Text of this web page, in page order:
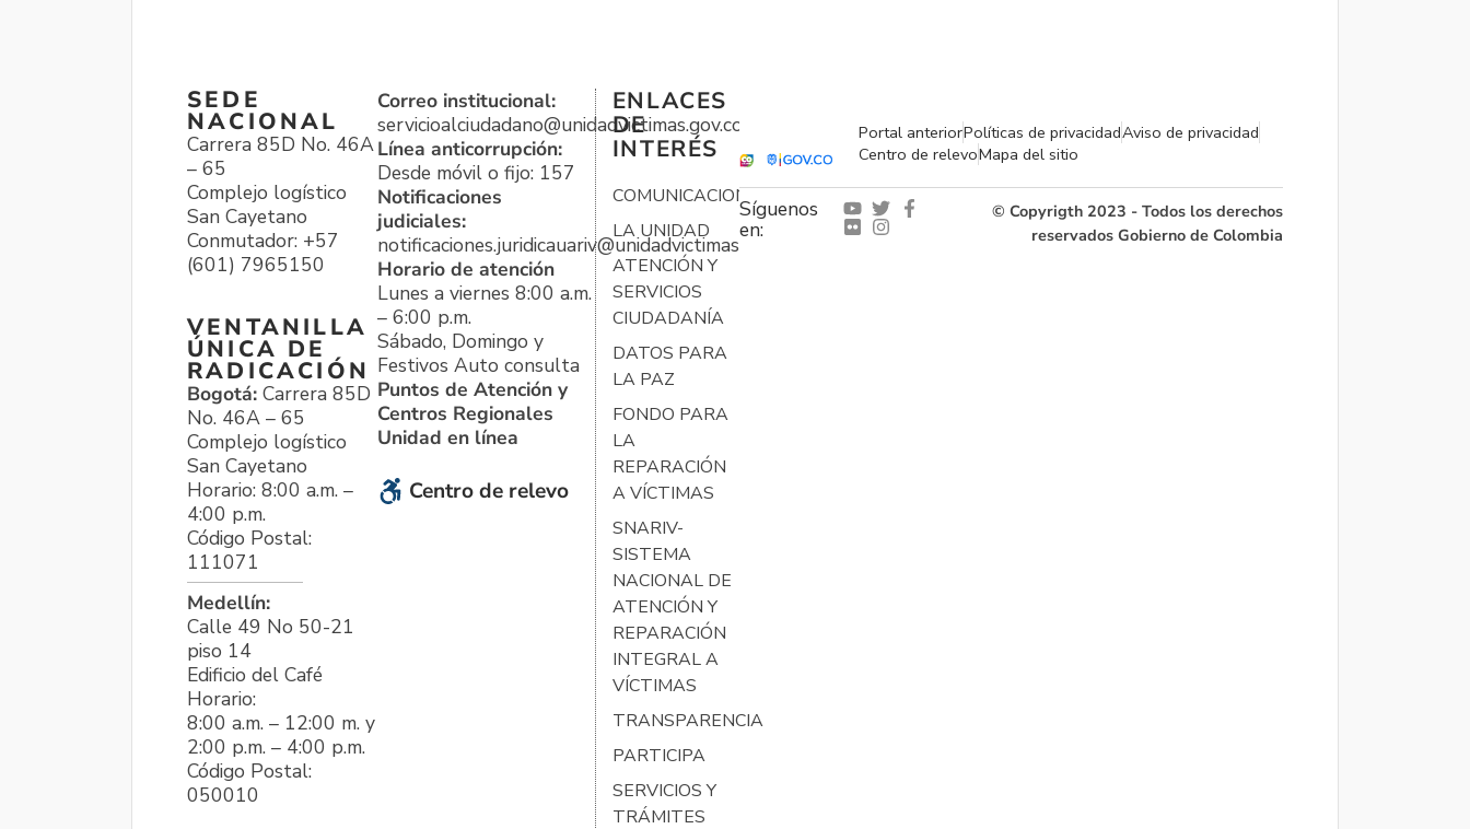
SEDE
NACIONAL
Carrera 85D No. 46A
– 65
Complejo logístico
San Cayetano
Conmutador: +57
(601) 7965150
VENTANILLA
ÚNICA DE
RADICACIÓN
Bogotá: Carrera 85D
No. 46A – 65
Complejo logístico
San Cayetano
Horario: 8:00 a.m. –
4:00 p.m.
Código Postal:
111071
Medellín:
Calle 49 No 50-21
piso 14
Edificio del Café
Horario:
8:00 a.m. – 12:00 m. y
2:00 p.m. – 4:00 p.m.
Código Postal:
050010
Correo institucional:
servicioalciudadano@unidadvictimas.gov.co
Línea anticorrupción:
Desde móvil o fijo: 157
Notificaciones
judiciales:
notificaciones.juridicauariv@unidadvictimas.gov.co
Horario de atención
Lunes a viernes 8:00 a.m.
– 6:00 p.m.
Sábado, Domingo y
Festivos Auto consulta
Puntos de Atención y
Centros Regionales
Unidad en línea
Centro de relevo
ENLACES
DE
INTERÉS
COMUNICACIONES
LA UNIDAD
ATENCIÓN Y
SERVICIOS
CIUDADANÍA
DATOS PARA
LA PAZ
FONDO PARA
LA
REPARACIÓN
A VÍCTIMAS
SNARIV-
SISTEMA
NACIONAL DE
ATENCIÓN Y
REPARACIÓN
INTEGRAL A
VÍCTIMAS
TRANSPARENCIA
PARTICIPA
SERVICIOS Y
TRÁMITES
Portal anteriorPolíticas de privacidadAviso de privacidad
Centro de relevoMapa del sitio
Síguenos
en:
© Copyrigth 2023 - Todos los derechos
reservados Gobierno de Colombia